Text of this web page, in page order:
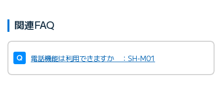
関連FAQ
電話機能は利用できますか ：SH-M01